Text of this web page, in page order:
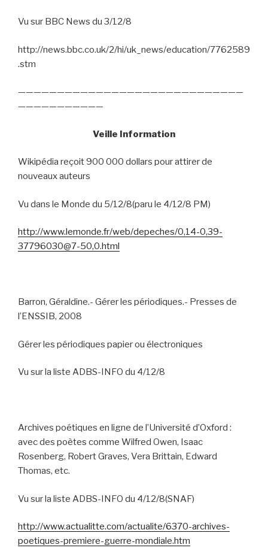
Vu sur BBC News du 3/12/8
http://news.bbc.co.uk/2/hi/uk_news/education/7762589
.stm
—————————————————————————————
———————————
Veille Information
Wikipédia reçoit 900 000 dollars pour attirer de
nouveaux auteurs
Vu dans le Monde du 5/12/8(paru le 4/12/8 PM)
http://www.lemonde.fr/web/depeches/0,14-0,39-
37796030@7-50,0.html
Barron, Géraldine.- Gérer les périodiques.- Presses de
l’ENSSIB, 2008
Gérer les périodiques papier ou électroniques
Vu sur la liste ADBS-INFO du 4/12/8
Archives poétiques en ligne de l’Université d’Oxford :
avec des poètes comme Wilfred Owen, Isaac
Rosenberg, Robert Graves, Vera Brittain, Edward
Thomas, etc.
Vu sur la liste ADBS-INFO du 4/12/8(SNAF)
http://www.actualitte.com/actualite/6370-archives-
poetiques-premiere-guerre-mondiale.htm